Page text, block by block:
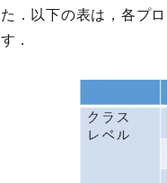
た．以下の表は，各プ
す．